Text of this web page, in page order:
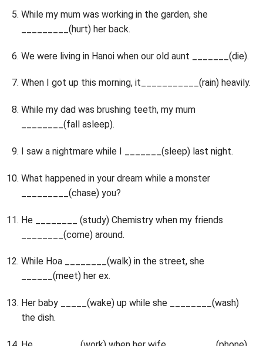
While my mum was working in the garden, she
_________(hurt) her back.
We were living in Hanoi when our old aunt _______(die).
When I got up this morning, it___________(rain) heavily.
While my dad was brushing teeth, my mum
________(fall asleep).
I saw a nightmare while I _______(sleep) last night.
What happened in your dream while a monster
_________(chase) you?
He ________ (study) Chemistry when my friends
________(come) around.
While Hoa ________(walk) in the street, she
______(meet) her ex.
Her baby _____(wake) up while she ________(wash)
the dish.